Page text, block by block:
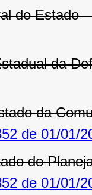
do Estado
da
da
de 01/01/
do
de 01/01/